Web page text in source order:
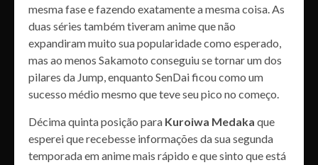
mesma fase e fazendo exatamente a mesma coisa. As
duas séries também tiveram anime que não
expandiram muito sua popularidade como esperado,
mas ao menos Sakamoto conseguiu se tornar um dos
pilares da Jump, enquanto SenDai ficou como um
sucesso médio mesmo que teve seu pico no começo.
Décima quinta posição para Kuroiwa Medaka que
esperei que recebesse informações da sua segunda
temporada em anime mais rápido e que sinto que está